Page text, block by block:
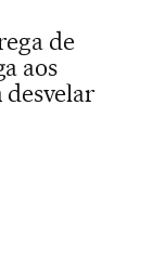
de
aos
desvelar